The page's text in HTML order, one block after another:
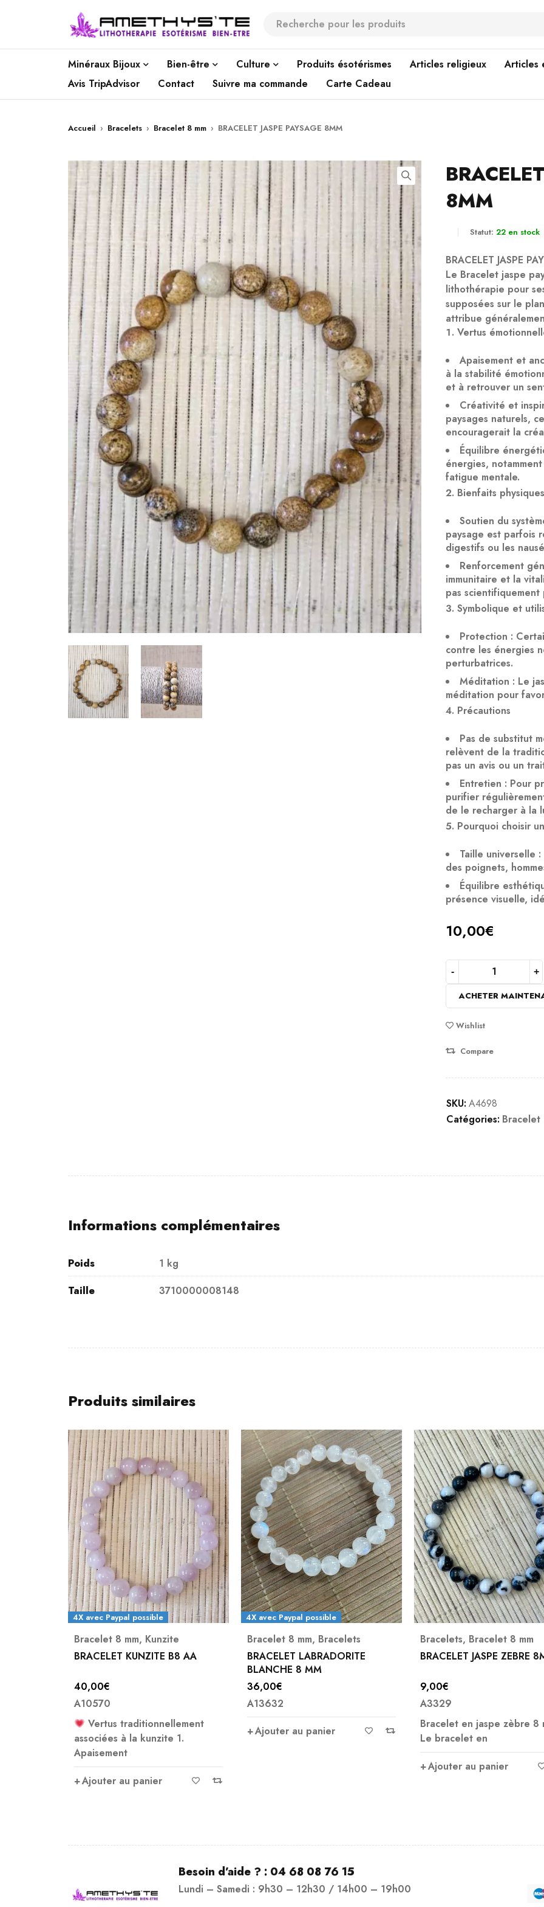
Minéraux Bijoux Bien-être Culture Produits ésotérismes Articles religieux
Articles
Avis TripAdvisor
Contact Suivre ma commande Carte Cadeau
Accueil › Bracelets › Bracelet 8 mm › BRACELET JASPE PAYSAGE 8MM
8MM
Statut: 22 en stock
BRACELET JASPE
Le Bracelet jaspe
lithothérapie pour
supposées sur le
attribue
Vertus
Apaisement et
à la stabilité
et à retrouver un
Créativité et
paysages naturels,
encouragerait la
Équilibre
énergies,
fatigue mentale.
Bienfaits
Soutien du
paysage est parfois
digestifs ou les
Renforcement
immunitaire et la
pas scientifiquement
Symbolique et
Protection :
contre les énergies
perturbatrices.
Méditation : Le
méditation pour
Précautions
Pas de substitut
relèvent de la
pas un avis ou un
Entretien : Pour
purifier
de le recharger à la
Pourquoi choisir
Taille universelle
des poignets,
Équilibre
présence visuelle,
10,00€
ACHETER
Wishlist
Compare
SKU: A4698
Catégories: Bracelet
Informations complémentaires
Poids
1 kg
Taille
3710000008148
Produits similaires
4X avec Paypal possible
Bracelet 8 mm, Bracelets
BRACELET LABRADORITE
36,00€
A13632
Ajouter au panier
Bracelets, Bracelet 8 mm
BRACELET JASPE ZEBRE 8MM
9,00€
A3329
Bracelet en jaspe zèbre 8 mm
Le bracelet en
4X avec Paypal possible
Bracelet 8 mm,Pierre de
BRACELET PIERRE DE
26,00
A13653
Vertus
attribuées à la pierre de
Ajouter au panier
Besoin d’aide ? : 04 68 08 76 15
Lundi – Samedi : 9h30 – 12h30 / 14h00 – 19h00